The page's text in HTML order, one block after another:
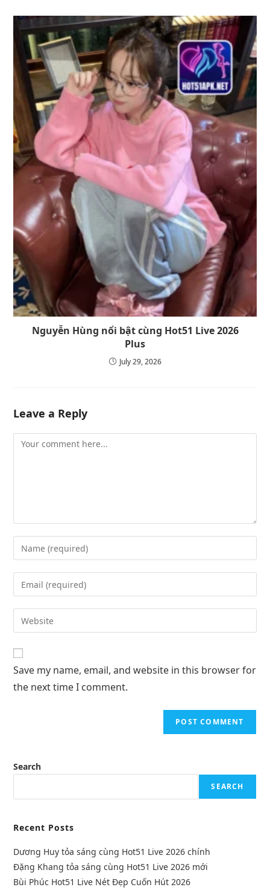
Nguyễn Hùng nổi bật cùng Hot51 Live 2026
Plus
July 29, 2026
Leave a Reply
Save my name, email, and website in this browser for
the next time I comment.
Search
SEARCH
Recent Posts
Dương Huy tỏa sáng cùng Hot51 Live 2026 chính
Đặng Khang tỏa sáng cùng Hot51 Live 2026 mới
Bùi Phúc Hot51 Live Nét Đẹp Cuốn Hút 2026